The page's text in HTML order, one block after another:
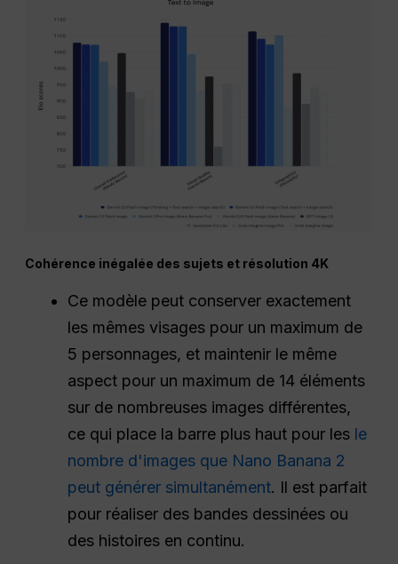
Cohérence inégalée des sujets et résolution 4K
Ce modèle peut conserver exactement
les mêmes visages pour un maximum de
5 personnages, et maintenir le même
aspect pour un maximum de 14 éléments
sur de nombreuses images différentes,
ce qui place la barre plus haut pour les le
nombre d'images que Nano Banana 2
peut générer simultanément. Il est parfait
pour réaliser des bandes dessinées ou
des histoires en continu.